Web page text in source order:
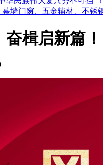
门窗、五金辅材、不锈
楫启新篇！